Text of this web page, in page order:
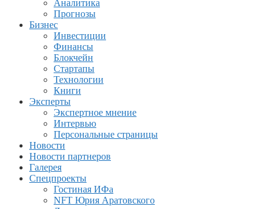
Аналитика
Прогнозы
Бизнес
Инвестиции
Финансы
Блокчейн
Стартапы
Технологии
Книги
Эксперты
Экспертное мнение
Интервью
Персональные страницы
Новости
Новости партнеров
Галерея
Спецпроекты
Гостиная ИФа
NFT Юрия Аратовского